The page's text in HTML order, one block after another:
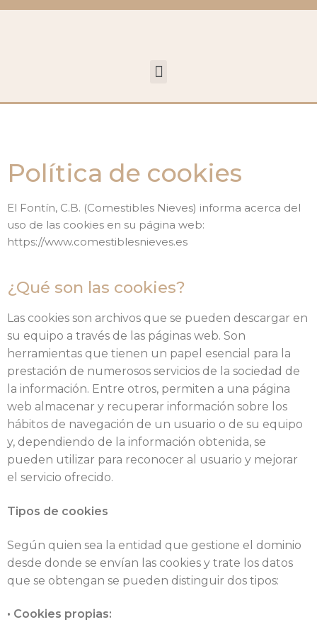
Política de cookies
El Fontín, C.B. (Comestibles Nieves) informa acerca del
uso de las cookies en su página web:
https://www.comestiblesnieves.es
¿Qué son las cookies?
Las cookies son archivos que se pueden descargar en
su equipo a través de las páginas web. Son
herramientas que tienen un papel esencial para la
prestación de numerosos servicios de la sociedad de
la información. Entre otros, permiten a una página
web almacenar y recuperar información sobre los
hábitos de navegación de un usuario o de su equipo
y, dependiendo de la información obtenida, se
pueden utilizar para reconocer al usuario y mejorar
el servicio ofrecido.
Tipos de cookies
Según quien sea la entidad que gestione el dominio
desde donde se envían las cookies y trate los datos
que se obtengan se pueden distinguir dos tipos:
• Cookies propias: